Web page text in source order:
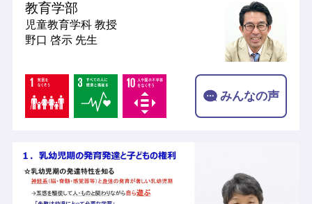
教育学部
児童教育学科 教授
野口 啓示 先生
みんなの声